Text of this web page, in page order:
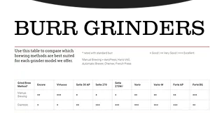
BURR GRINDERS